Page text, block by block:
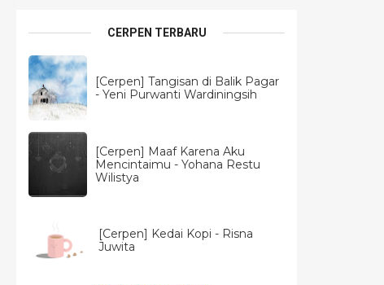
CERPEN TERBARU
[Cerpen] Tangisan di Balik Pagar
- Yeni Purwanti Wardiningsih
[Cerpen] Maaf Karena Aku
Mencintaimu - Yohana Restu
Wilistya
[Cerpen] Kedai Kopi - Risna
Juwita